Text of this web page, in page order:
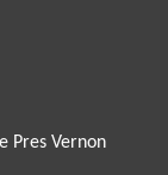
Pres Vernon